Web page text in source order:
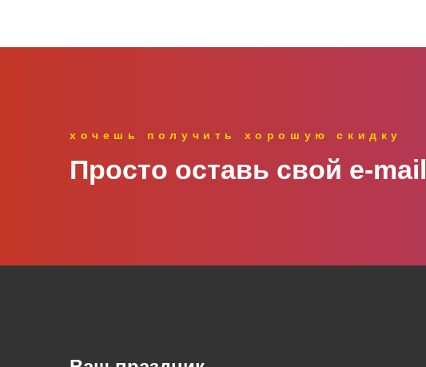
хочешь получить хорошую скидку
Просто оставь свой e‑mail